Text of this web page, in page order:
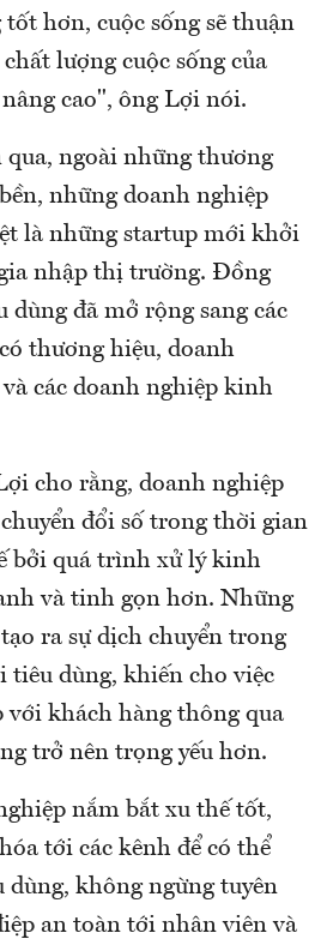
hơn, cuộc sống sẽ thuận
lượng cuộc sống của
cao", ông Lợi nói.
ngoài những thương
những doanh nghiệp
là những startup mới khởi
nhập thị trường. Đồng
dùng đã mở rộng sang các
thương hiệu, doanh
các doanh nghiệp kinh
cho rằng, doanh nghiệp
đổi số trong thời gian
bởi quá trình xử lý kinh
và tinh gọn hơn. Những
ra sự dịch chuyển trong
tiêu dùng, khiến cho việc
khách hàng thông qua
trở nên trọng yếu hơn.
nắm bắt xu thế tốt,
tới các kênh để có thể
dùng, không ngừng tuyên
an toàn tới nhân viên và